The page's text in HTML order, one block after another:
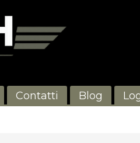
Contatti Blog